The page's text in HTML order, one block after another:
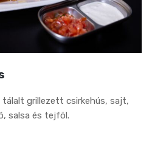
tálalt grillezett csirkehús, sajt,
salsa és tejföl.